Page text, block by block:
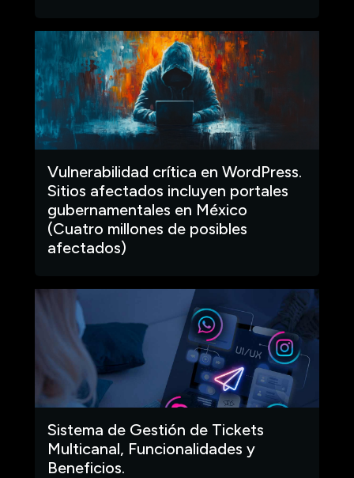
Vulnerabilidad crítica en WordPress.
Sitios afectados incluyen portales
gubernamentales en México
(Cuatro millones de posibles
afectados)
Sistema de Gestión de Tickets
Multicanal, Funcionalidades y
Beneficios.